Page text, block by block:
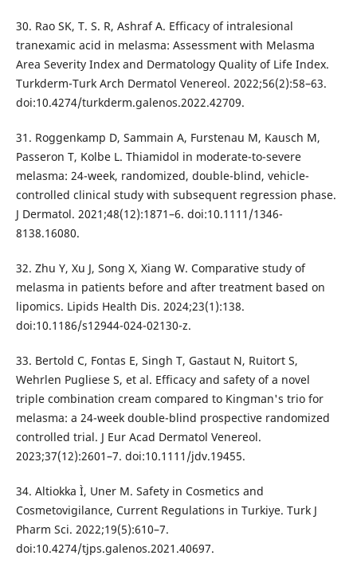
30. Rao SK, T. S. R, Ashraf A. Efficacy of intralesional
tranexamic acid in melasma: Assessment with Melasma
Area Severity Index and Dermatology Quality of Life Index.
Turkderm-Turk Arch Dermatol Venereol. 2022;56(2):58–63.
doi:10.4274/turkderm.galenos.2022.42709.
31. Roggenkamp D, Sammain A, Furstenau M, Kausch M,
Passeron T, Kolbe L. Thiamidol in moderate-to-severe
melasma: 24-week, randomized, double-blind, vehicle-
controlled clinical study with subsequent regression phase.
J Dermatol. 2021;48(12):1871–6. doi:10.1111/1346-
8138.16080.
32. Zhu Y, Xu J, Song X, Xiang W. Comparative study of
melasma in patients before and after treatment based on
lipomics. Lipids Health Dis. 2024;23(1):138.
doi:10.1186/s12944-024-02130-z.
33. Bertold C, Fontas E, Singh T, Gastaut N, Ruitort S,
Wehrlen Pugliese S, et al. Efficacy and safety of a novel
triple combination cream compared to Kingman's trio for
melasma: a 24-week double-blind prospective randomized
controlled trial. J Eur Acad Dermatol Venereol.
2023;37(12):2601–7. doi:10.1111/jdv.19455.
34. Altiokka Ì, Uner M. Safety in Cosmetics and
Cosmetovigilance, Current Regulations in Turkiye. Turk J
Pharm Sci. 2022;19(5):610–7.
doi:10.4274/tjps.galenos.2021.40697.